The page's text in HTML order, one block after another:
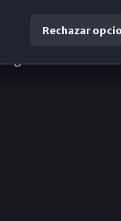
Rechazar